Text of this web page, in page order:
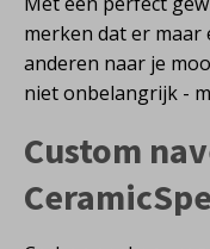
merken dat er maar
anderen naar je
niet onbelangrijk -
Custom